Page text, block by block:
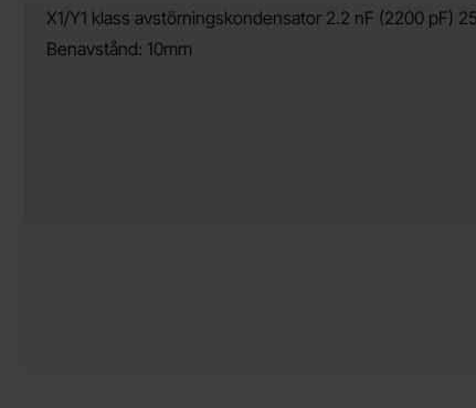
Produktbeskrivning
X1/Y1 klass avstörningskondensator 2.2 nF (2200 pF)
Benavstånd: 10mm